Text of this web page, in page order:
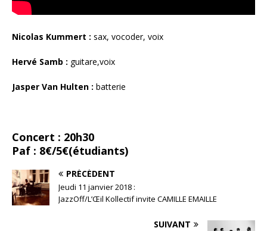
Nicolas Kummert : sax, vocoder, voix
Hervé Samb : guitare,voix
Jasper Van Hulten : batterie
Concert : 20h30
Paf : 8€/5€(étudiants)
PRÉCÉDENT
Jeudi 11 janvier 2018 :
JazzOff/L’Œil Kollectif invite CAMILLE EMAILLE
SUIVANT